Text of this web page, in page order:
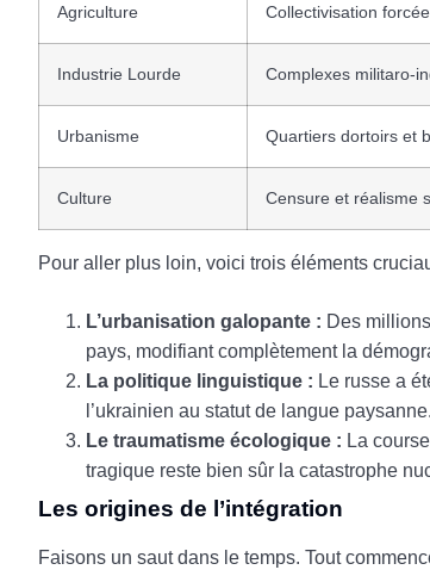
Agriculture Collectivisation
Industrie Lourde Complexes militaro-
Urbanisme Quartiers dortoirs et
Culture Censure et réalisme
Pour aller plus loin, voici trois éléments
L’urbanisation galopante : Des
pays, modifiant complètement la
La politique linguistique : Le russe a
l’ukrainien au statut de langue
Le traumatisme écologique : La
tragique reste bien sûr la catastrophe
Les origines de l’intégration
Faisons un saut dans le temps. Tout